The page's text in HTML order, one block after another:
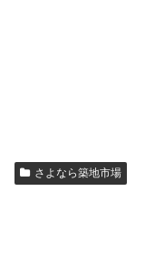
さよなら築地市場